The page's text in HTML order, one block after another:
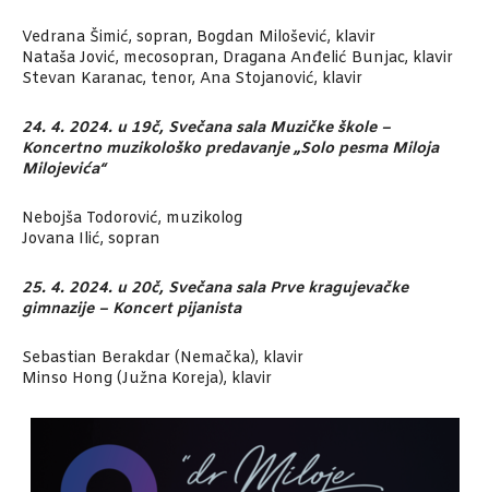
Vedrana Šimić, sopran, Bogdan Milošević, klavir
Nataša Jović, mecosopran, Dragana Anđelić Bunjac, klavir
Stevan Karanac, tenor, Ana Stojanović, klavir
24. 4. 2024. u 19č, Svečana sala Muzičke škole –
Koncertno muzikološko predavanje „Solo pesma Miloja
Milojevića“
Nebojša Todorović, muzikolog
Jovana Ilić, sopran
25. 4. 2024. u 20č, Svečana sala Prve kragujevačke
gimnazije – Koncert pijanista
Sebastian Berakdar (Nemačka), klavir
Minso Hong (Južna Koreja), klavir